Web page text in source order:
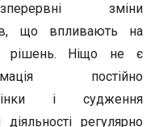
зміни
що впливають на
рішень. Ніщо не є
постійно
і судження
регулярно